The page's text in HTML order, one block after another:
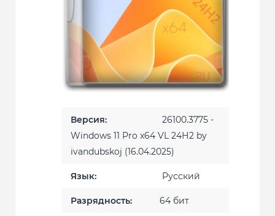
Версия:
26100.3775 -
Windows 11 Pro x64 VL 24Н2 by
ivandubskoj (16.04.2025)
Язык: Русский
Разрядность: 64 бит